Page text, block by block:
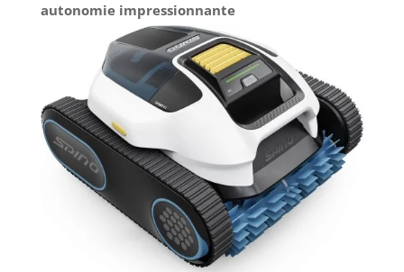
autonomie impressionnante